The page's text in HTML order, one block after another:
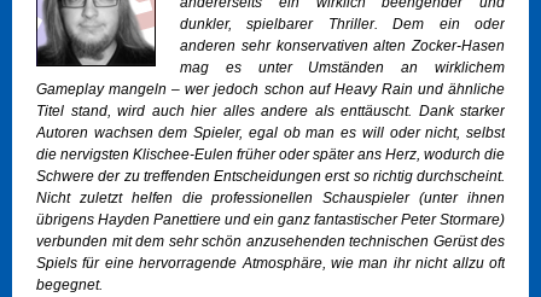
dunkler, spielbarer Thriller. Dem ein oder
anderen sehr konservativen alten Zocker-Hasen
mag es unter Umständen an wirklichem
Gameplay mangeln – wer jedoch schon auf Heavy Rain und ähnliche
Titel stand, wird auch hier alles andere als enttäuscht. Dank starker
Autoren wachsen dem Spieler, egal ob man es will oder nicht, selbst
die nervigsten Klischee-Eulen früher oder später ans Herz, wodurch die
Schwere der zu treffenden Entscheidungen erst so richtig durchscheint.
Nicht zuletzt helfen die professionellen Schauspieler (unter ihnen
übrigens Hayden Panettiere und ein ganz fantastischer Peter Stormare)
verbunden mit dem sehr schön anzusehenden technischen Gerüst des
Spiels für eine hervorragende Atmosphäre, wie man ihr nicht allzu oft
begegnet.